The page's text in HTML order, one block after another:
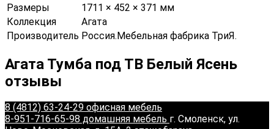
Размеры
1711 × 452 × 371 мм
Коллекция
Агата
Производитель Россия.Мебельная фабрика ТриЯ.
Агата Тумба под ТВ Белый Ясень
отзывы
8 (4812) 63-24-29 офисная мебель
8-951-716-65-98 домашняя мебель г. Смоленск, ул.